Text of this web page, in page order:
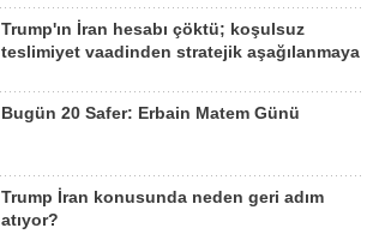
Trump'ın İran hesabı çöktü; koşulsuz
teslimiyet vaadinden stratejik aşağılanmaya
Bugün 20 Safer: Erbain Matem Günü
Trump İran konusunda neden geri adım
atıyor?